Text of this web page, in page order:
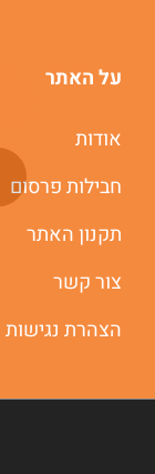
על האתר
אודות
חבילות פרסום
תקנון האתר
צור קשר
הצהרת נגישות